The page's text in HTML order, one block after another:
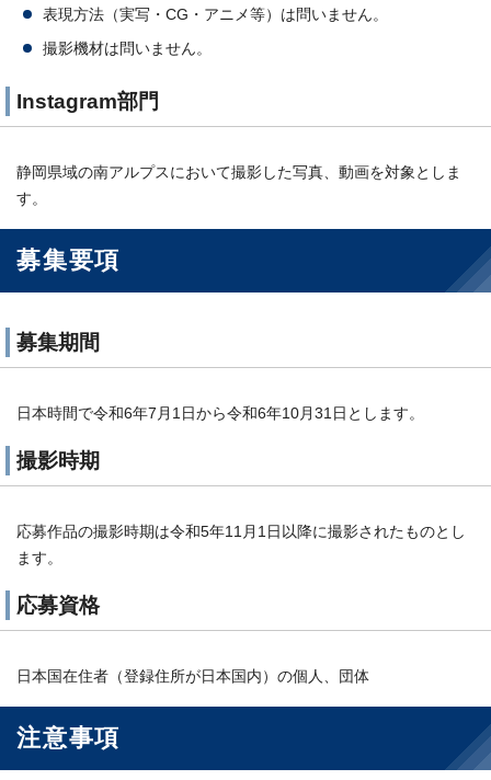
表現方法（実写・CG・アニメ等）は問いません。
撮影機材は問いません。
Instagram部門
静岡県域の南アルプスにおいて撮影した写真、動画を対象としま
す。
募集要項
募集期間
日本時間で令和6年7月1日から令和6年10月31日とします。
撮影時期
応募作品の撮影時期は令和5年11月1日以降に撮影されたものとし
ます。
応募資格
日本国在住者（登録住所が日本国内）の個人、団体
注意事項